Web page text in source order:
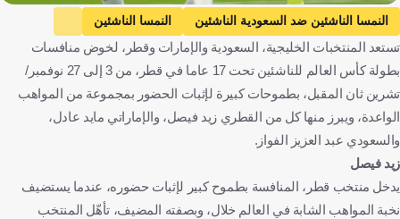
النمسا الناشئين ضد السعودية الناشئين
النمسا الناشئين
السعودية الناشئين
كأس العالم للناشئين
قطر الناشئين ضد إيطاليا الناشئين
قطر الناشئين
إيطاليا الناشئين
كوستاريكا الناشئين ضد الإمارات الناشئين
كوستاريكا الناشئين
المملكة العربية السعودية
كرة قدم
تستعد المنتخبات الخليجية، السعودية والإمارات وقطر، لخوض منافسات
بطولة كأس العالم للناشئين تحت 17 عاما في قطر، من 3 إلى 27 نوفمبر/
تشرين ثان المقبل، بطموحات كبيرة لإثبات الحضور بمجموعة من المواهب
الواعدة، ويبرز منها كل من القطري زيد فيصل، والإماراتي مايد عادل،
والسعودي عبد العزيز الفواز.
زيد فيصل
يدخل منتخب قطر، المنافسة بطموح كبير لإثبات حضوره، عندما يستضيف
نخبة المواهب الشابة في العالم خلال، وبصفته المضيف، تأهّل المنتخب